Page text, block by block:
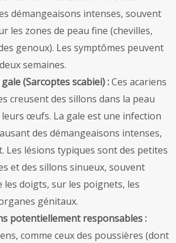
démangeaisons intenses, souvent
les zones de peau fine (chevilles,
genoux). Les symptômes peuvent
semaines.
(Sarcoptes scabiei) :Ces acariens
creusent des sillons dans la peau
œufs. La gale est une infection
des démangeaisons intenses,
Les lésions typiques sont des petites
et des sillons sinueux, souvent
les doigts, sur les poignets, les
génitaux.
potentiellement responsables :
comme ceux des poussières (dont